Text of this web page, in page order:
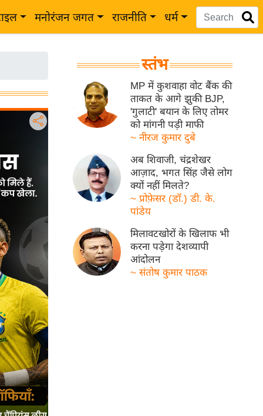
मनोरंजन जगत राजनीति धर्म
स्तंभ
MP में कुशवाहा वोट बैंक की
ताकत के आगे झुकी BJP,
'गुलाटी' बयान के लिए तोमर
को मांगनी पड़ी माफी
~ नीरज कुमार दुबे
अब शिवाजी, चंद्रशेखर
आज़ाद, भगत सिंह जैसे लोग
क्यों नहीं मिलते?
~ प्रोफ़ेसर (डॉ.) डी. के.
पांडेय
मिलावटखोरों के खिलाफ भी
करना पड़ेगा देशव्यापी
आंदोलन
~ संतोष कुमार पाठक